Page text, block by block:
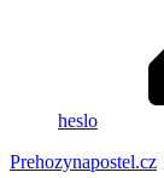
heslo
Prehozynapostel.cz